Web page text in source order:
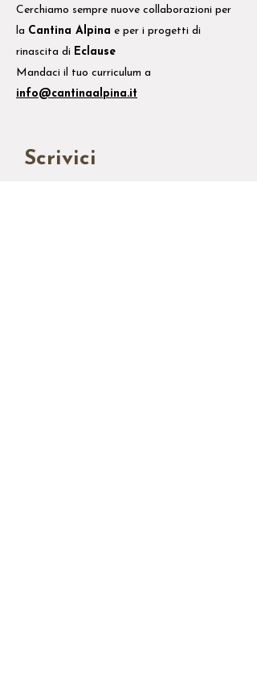
Cerchiamo sempre nuove collaborazioni per
la Cantina Alpina e per i progetti di
rinascita di Eclause
Mandaci il tuo curriculum a
info@cantinaalpina.it
Scrivici